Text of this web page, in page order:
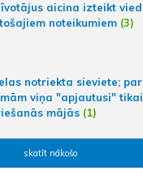
aicina izteikt
noteikumiem (3)
notriekta sieviete;
viņa "apjautusi"
mājās (1)
skatīt nākošo